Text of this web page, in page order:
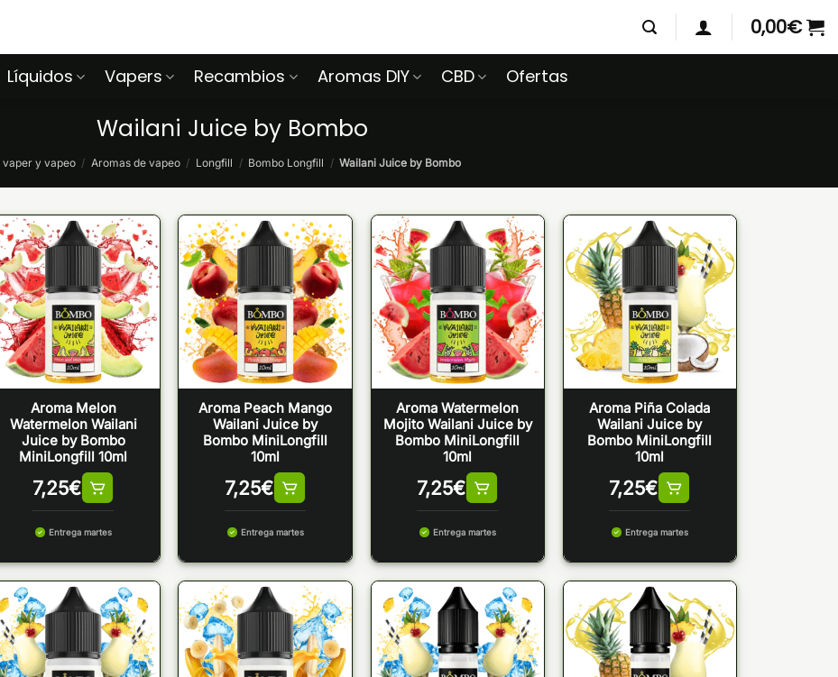
0,00€
Líquidos Vapers Recambios Aromas DIY CBD Ofertas
Wailani Juice by Bombo
vaper y vapeo / Aromas de vapeo / Longfill / Bombo Longfill / Wailani Juice by Bombo
Aroma Melon
Watermelon Wailani
Juice by Bombo
MiniLongfill 10ml
7,25€
Entrega martes
Aroma Peach Mango
Wailani Juice by
Bombo MiniLongfill
10ml
7,25€
Entrega martes
Aroma Watermelon
Mojito Wailani Juice by
Bombo MiniLongfill
10ml
7,25€
Entrega martes
Aroma Piña Colada
Wailani Juice by
Bombo MiniLongfill
10ml
7,25€
Entrega martes